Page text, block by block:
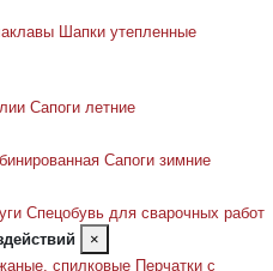
Шапки утепленные
Сапоги летние
Сапоги зимние
Спецобувь для сварочных работ
×
спилковые Перчатки с